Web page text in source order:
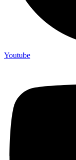
Youtube